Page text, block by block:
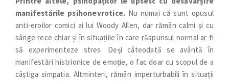
manifestările psihonevrotice. Nu numai că sunt opusul
anti-eroilor comici ai lui Woody Allen, dar rămân calmi și cu
sânge rece chiar și în situațiile în care răspunsul normal ar fi
să experimenteze stres. Deși câteodată se avântă în
manifestări histrionice de emoție, o fac doar cu scopul de a
câștiga simpatia. Altminteri, rămân imperturbabili în situații